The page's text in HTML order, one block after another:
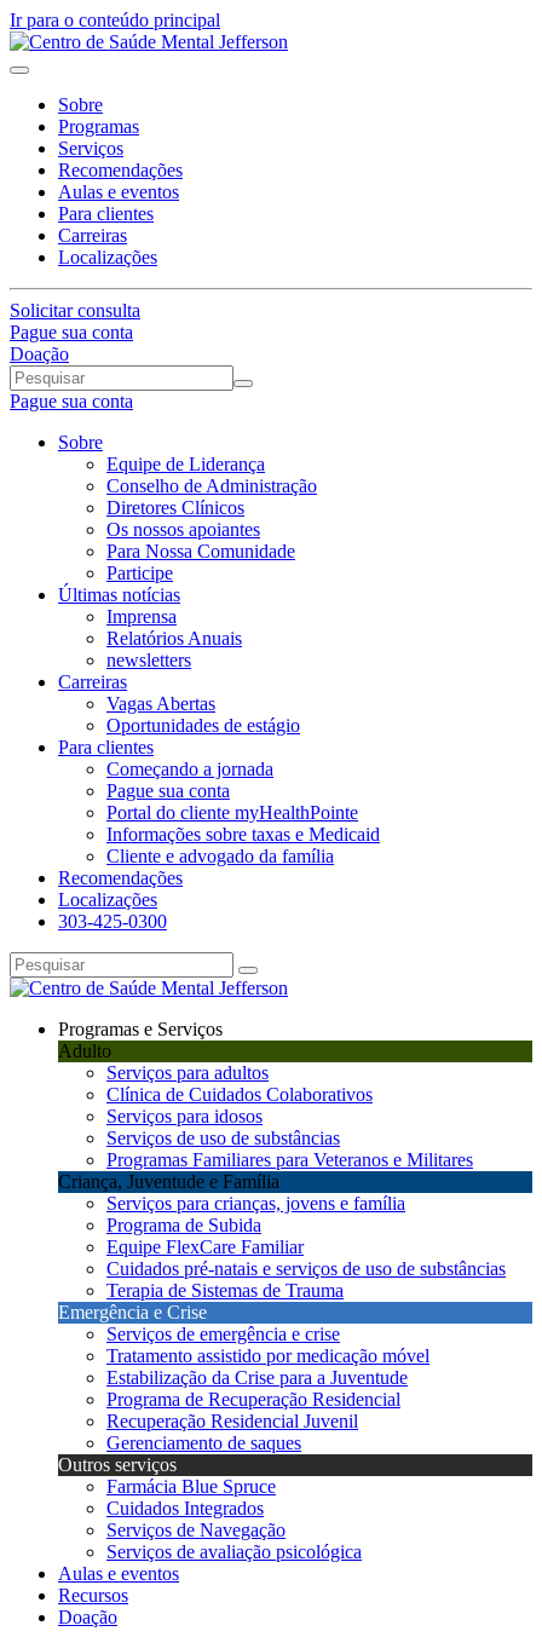
Ir para o conteúdo principal
Sobre
Programas
Serviços
Recomendações
Aulas e eventos
Para clientes
Carreiras
Localizações
Solicitar consulta
Pague sua conta
Doação
Pague sua conta
Sobre
Equipe de Liderança
Conselho de Administração
Diretores Clínicos
Os nossos apoiantes
Para Nossa Comunidade
Participe
Últimas notícias
Imprensa
Relatórios Anuais
newsletters
Carreiras
Vagas Abertas
Oportunidades de estágio
Para clientes
Começando a jornada
Pague sua conta
Portal do cliente myHealthPointe
Informações sobre taxas e Medicaid
Cliente e advogado da família
Recomendações
Localizações
303-425-0300
Programas e Serviços
Adulto
Serviços para adultos
Clínica de Cuidados Colaborativos
Serviços para idosos
Serviços de uso de substâncias
Programas Familiares para Veteranos e Militares
Criança, Juventude e Família
Serviços para crianças, jovens e família
Programa de Subida
Equipe FlexCare Familiar
Cuidados pré-natais e serviços de uso de substâncias
Terapia de Sistemas de Trauma
Emergência e Crise
Serviços de emergência e crise
Tratamento assistido por medicação móvel
Estabilização da Crise para a Juventude
Programa de Recuperação Residencial
Recuperação Residencial Juvenil
Gerenciamento de saques
Outros serviços
Farmácia Blue Spruce
Cuidados Integrados
Serviços de Navegação
Serviços de avaliação psicológica
Aulas e eventos
Recursos
Doação